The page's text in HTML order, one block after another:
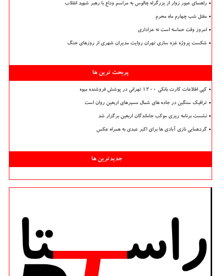
راهنمای عبور زوار از بزرگراه چالوس به مراسم وداع با رهبر شهید انقلاب
مقتل شب چهارم ماه محرم
امروز وقت حماسه است نه عزاداری
شکست پروژه غزه سازی تهران روایت مدیران شهری از روزهای جنگ
پربحث ترین ها
کپی اطلاعات کارت بانکی ۱۲۰۰ تهرانی در پوشش فروشنده میوه
ترافیک سنگین در جاده های شمال مسیرهای اربعین روان است
نشست برنامه ریزی موکب جاماندگان اربعین برگزار شد
گردهمایی نازی آبادی ها برای اکبر عبدی به همراه عکس
جدیدترین ها